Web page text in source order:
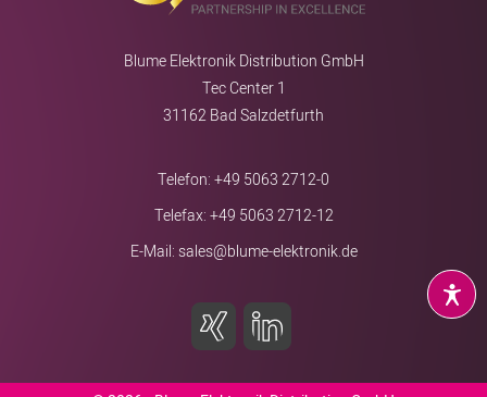
Blume Elektronik Distribution GmbH
Tec Center 1
31162 Bad Salzdetfurth
Telefon:+49 5063 2712-0
Telefax: +49 5063 2712-12
E-Mail:sales@blume-elektronik.de